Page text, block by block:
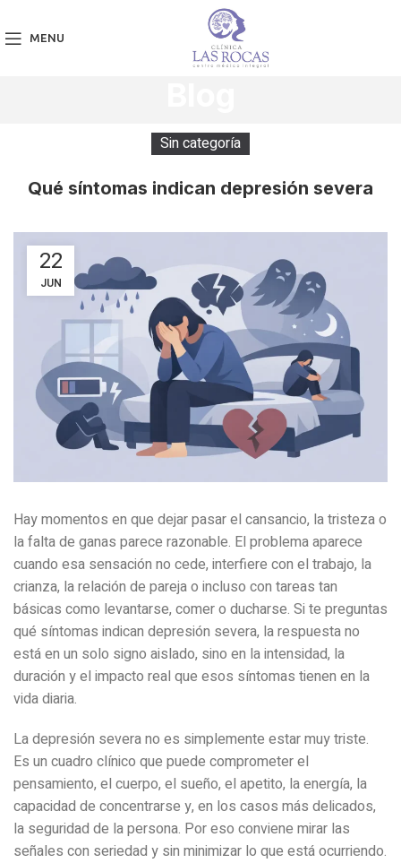
MENU
Sin categoría
Qué síntomas indican depresión severa
22
JUN
Hay momentos en que dejar pasar el cansancio, la tristeza o
la falta de ganas parece razonable. El problema aparece
cuando esa sensación no cede, interfiere con el trabajo, la
crianza, la relación de pareja o incluso con tareas tan
básicas como levantarse, comer o ducharse. Si te preguntas
qué síntomas indican depresión severa, la respuesta no
está en un solo signo aislado, sino en la intensidad, la
duración y el impacto real que esos síntomas tienen en la
vida diaria.
La depresión severa no es simplemente estar muy triste.
Es un cuadro clínico que puede comprometer el
pensamiento, el cuerpo, el sueño, el apetito, la energía, la
capacidad de concentrarse y, en los casos más delicados,
la seguridad de la persona. Por eso conviene mirar las
señales con seriedad y sin minimizar lo que está ocurriendo.